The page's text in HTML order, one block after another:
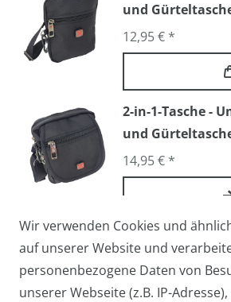
und
12,95 € *
2-in-1-Tasche -
und
14,95 € *
Arbeitstasche /
Pilotentasche
27,95 € *
Wir verwenden Cookies und
auf unserer Website und
personenbezogene Daten von
unserer Webseite (z.B. IP-